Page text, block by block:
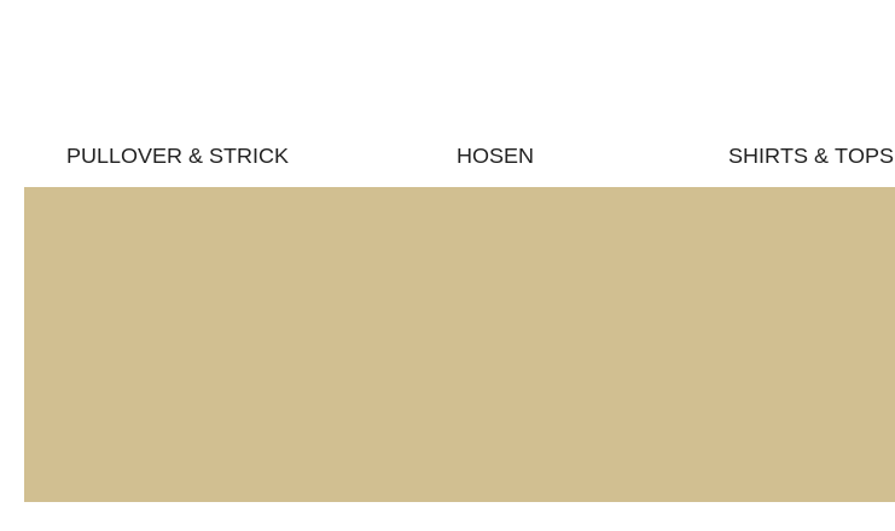
PULLOVER & STRICK HOSEN SHIRTS & TOPS